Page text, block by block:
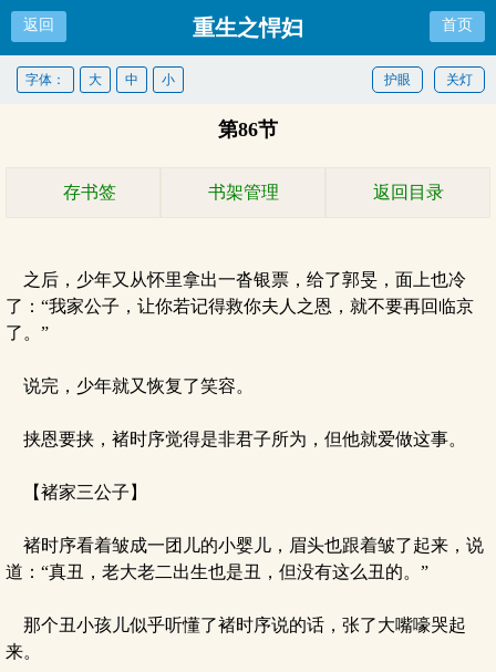
返回 重生之悍妇 首页
关灯
护眼
字体： 大 中 小
第86节
存书签 书架管理 返回目录
之后，少年又从怀里拿出一沓银票，给了郭旻，面上也冷
了：“我家公子，让你若记得救你夫人之恩，就不要再回临京
了。”
说完，少年就又恢复了笑容。
挟恩要挟，褚时序觉得是非君子所为，但他就爱做这事。
【褚家三公子】
褚时序看着皱成一团儿的小婴儿，眉头也跟着皱了起来，说
道：“真丑，老大老二出生也是丑，但没有这么丑的。”
那个丑小孩儿似乎听懂了褚时序说的话，张了大嘴嚎哭起
来。